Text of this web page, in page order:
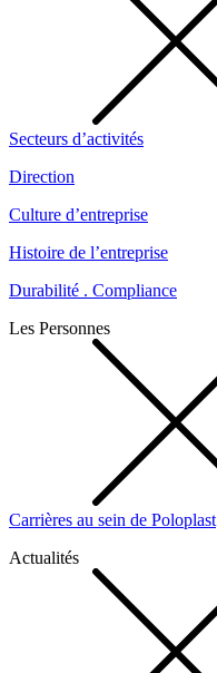
Secteurs d’activités
Direction
Culture d’entreprise
Histoire de l’entreprise
Durabilité . Compliance
Les Personnes
Carrières au sein de Poloplast
Actualités